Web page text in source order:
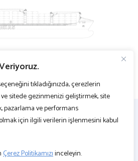
tıkladığınızda, çerezlerin
ve sitede gezinmenizi geliştirmek, site
pazarlama ve performans
olmak için ilgili verilerin işlenmesini kabul
Çerez Politikamızıinceleyin.